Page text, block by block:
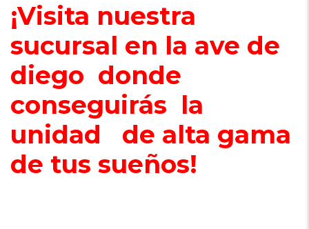
¡Visita nuestra
sucursal en la ave de
diego donde
conseguirás la
unidad de alta gama
de tus sueños!